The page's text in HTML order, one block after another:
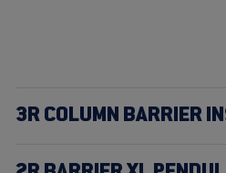
3R COLUMN BARRIER